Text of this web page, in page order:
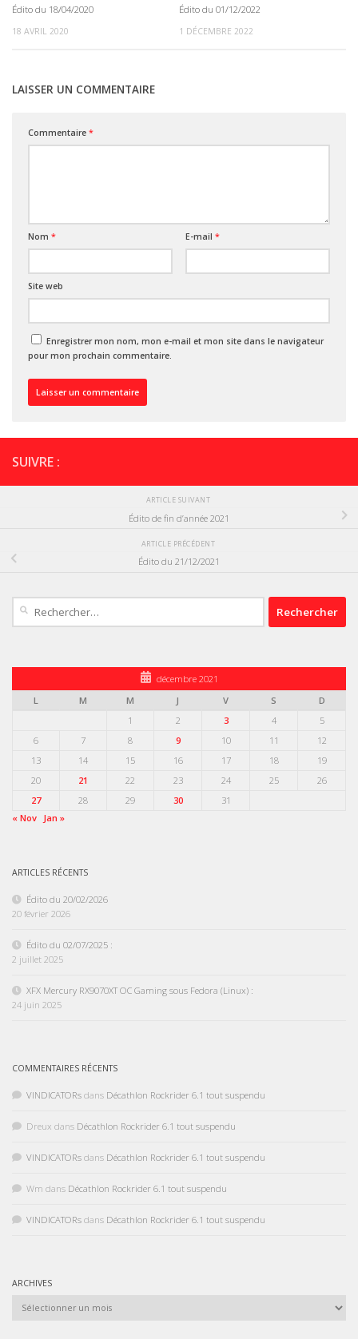
Édito du 18/04/2020
18 AVRIL 2020
Édito du 01/12/2022
1 DÉCEMBRE 2022
LAISSER UN COMMENTAIRE
Commentaire *
Nom * E-mail *
Site web
Enregistrer mon nom, mon e-mail et mon site dans le navigateur
pour mon prochain commentaire.
SUIVRE :
ARTICLE SUIVANT
Édito de fin d’année 2021
ARTICLE PRÉCÉDENT
Édito du 21/12/2021
Rechercher :
décembre 2021
L
M M J V S
D
1
2 3 4
5
6
7 8 9 10 11
12
13
14 15 16 17 18
19
20
21 22 23 24 25
26
27
28 29 30
31
« Nov Jan »
ARTICLES RÉCENTS
Édito du 20/02/2026
20 février 2026
Édito du 02/07/2025 :
2 juillet 2025
XFX Mercury RX9070XT OC Gaming sous Fedora (Linux) :
24 juin 2025
COMMENTAIRES RÉCENTS
VINDICATORs dans Décathlon Rockrider 6.1 tout suspendu
Dreux dans Décathlon Rockrider 6.1 tout suspendu
VINDICATORs dans Décathlon Rockrider 6.1 tout suspendu
Wm dans Décathlon Rockrider 6.1 tout suspendu
VINDICATORs dans Décathlon Rockrider 6.1 tout suspendu
ARCHIVES